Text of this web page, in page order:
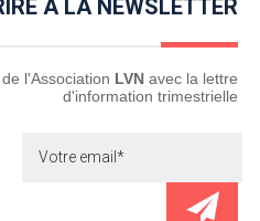
À LA NEWSLETTER
l'Association LVN avec la lettre
d'information trimestrielle